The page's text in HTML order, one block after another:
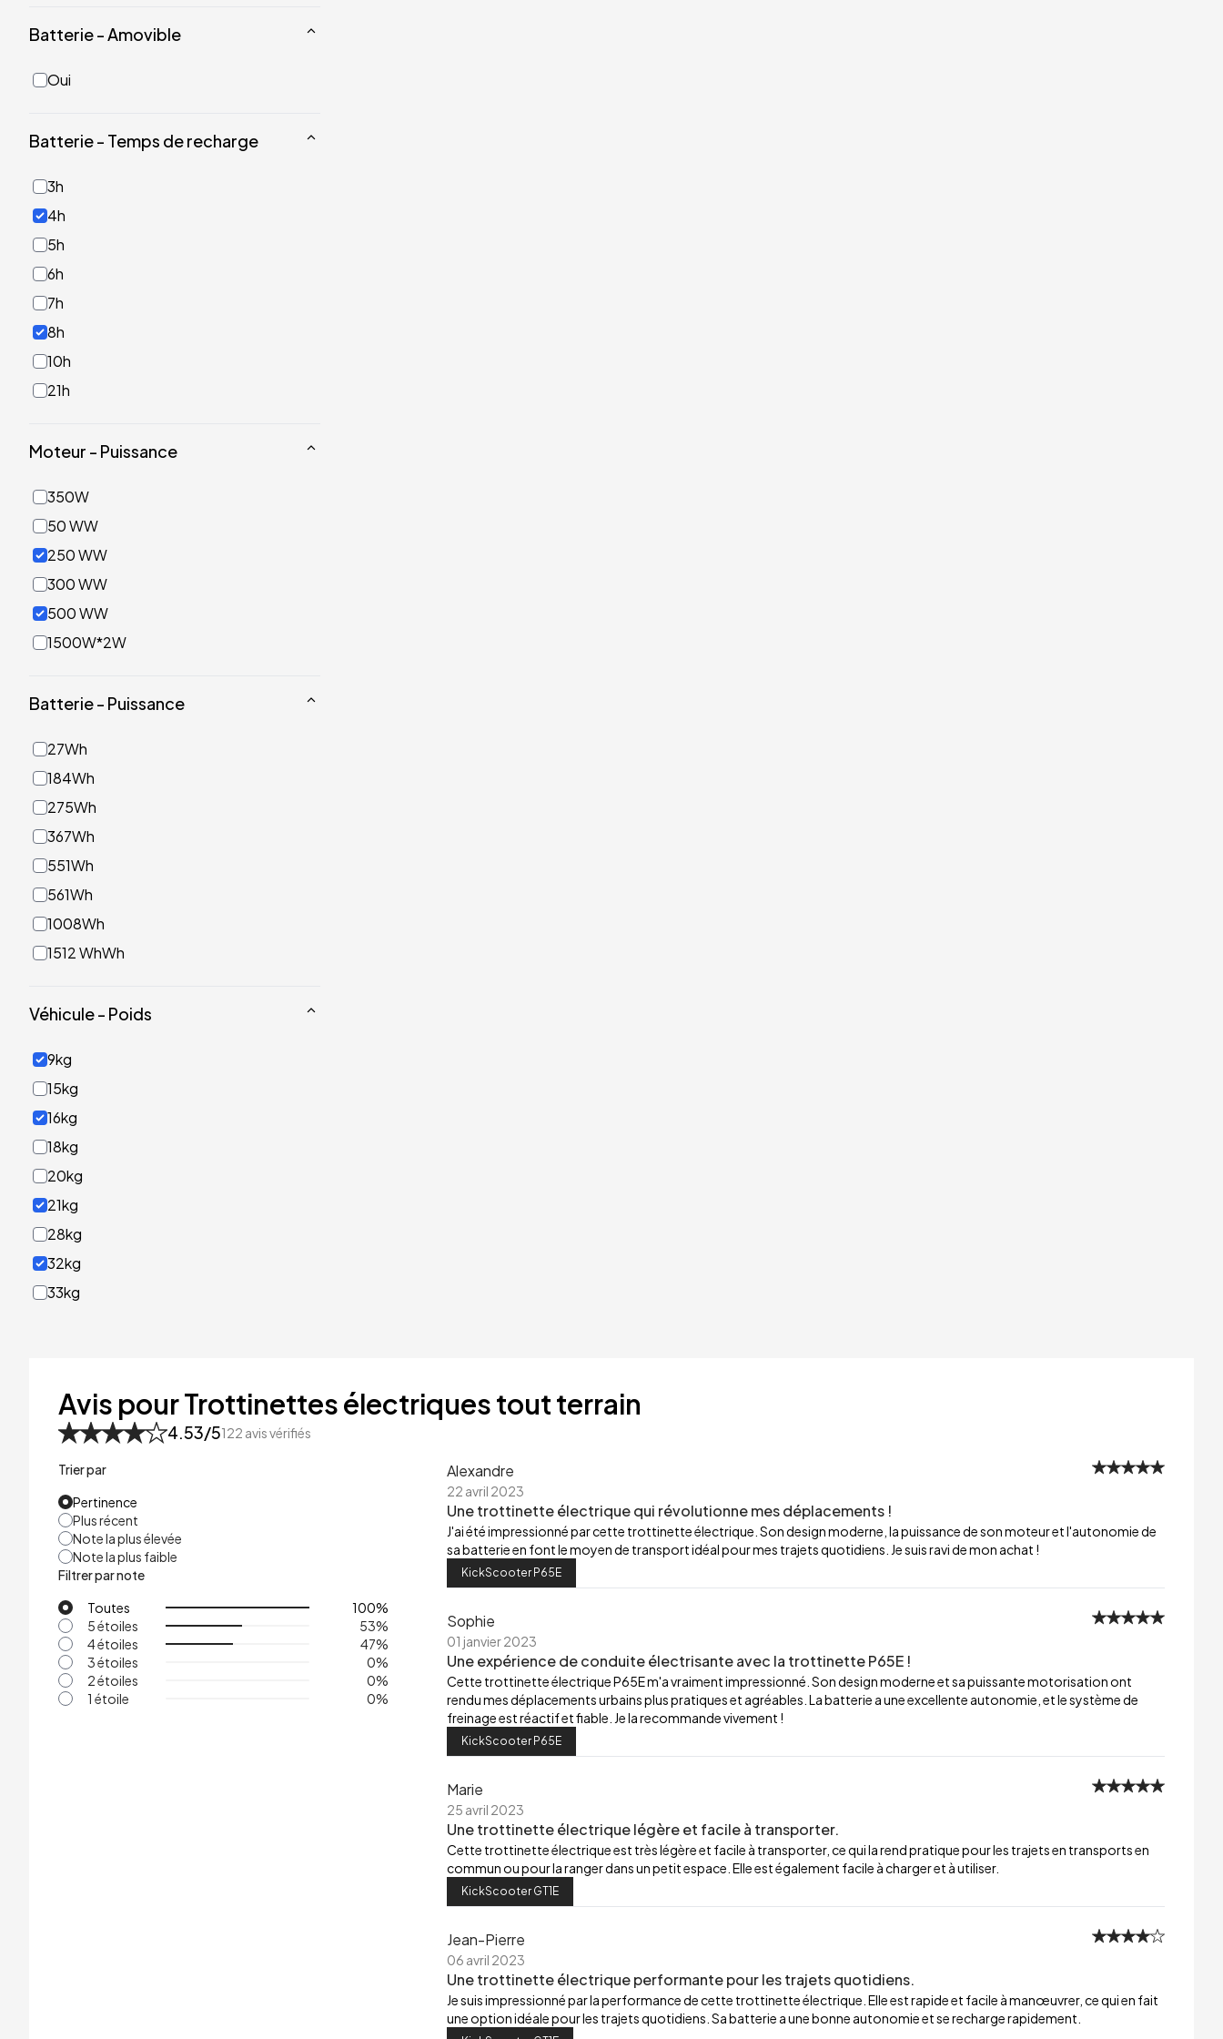
Batterie - Amovible
Oui
Batterie - Temps de recharge
3h
4h
5h
6h
7h
8h
10h
21h
Moteur - Puissance
350W
50 WW
250 WW
300 WW
500 WW
1500W*2W
Batterie - Puissance
27Wh
184Wh
275Wh
367Wh
551Wh
561Wh
1008Wh
1512 WhWh
Véhicule - Poids
9kg
15kg
16kg
18kg
20kg
21kg
28kg
32kg
33kg
53kg
Avis pour Trottinettes électriques tout terrain
4.53/5122 avis vérifiés
Trier par
Pertinence
Plus récent
Note la plus élevée
Note la plus faible
Filtrer par note
Toutes
100%
5 étoiles
53%
4 étoiles
47%
3 étoiles
0%
2 étoiles
0%
1 étoile
0%
Alexandre
22 avril 2023
Une trottinette électrique qui révolutionne mes déplacements !
J'ai été impressionné par cette trottinette électrique. Son design moderne, la puissance de son moteur et l'autonomie de
sa batterie en font le moyen de transport idéal pour mes trajets quotidiens. Je suis ravi de mon achat !
KickScooter P65E
Sophie
01 janvier 2023
Une expérience de conduite électrisante avec la trottinette P65E !
Cette trottinette électrique P65E m'a vraiment impressionné. Son design moderne et sa puissante motorisation ont
rendu mes déplacements urbains plus pratiques et agréables. La batterie a une excellente autonomie, et le système de
freinage est réactif et fiable. Je la recommande vivement !
KickScooter P65E
Marie
25 avril 2023
Une trottinette électrique légère et facile à transporter.
Cette trottinette électrique est très légère et facile à transporter, ce qui la rend pratique pour les trajets en transports en
commun ou pour la ranger dans un petit espace. Elle est également facile à charger et à utiliser.
KickScooter GT1E
Jean-Pierre
06 avril 2023
Une trottinette électrique performante pour les trajets quotidiens.
Je suis impressionné par la performance de cette trottinette électrique. Elle est rapide et facile à manœuvrer, ce qui en fait
une option idéale pour les trajets quotidiens. Sa batterie a une bonne autonomie et se recharge rapidement.